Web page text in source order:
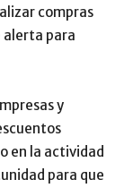
compras
alerta para
y
en la actividad
para que